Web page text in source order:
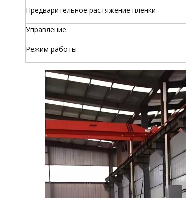
Предварительное растяжение плёнки
Управление
Режим работы